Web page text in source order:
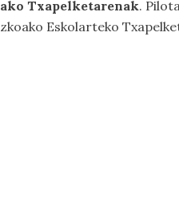
Txapelketarenak.
Eskolarteko